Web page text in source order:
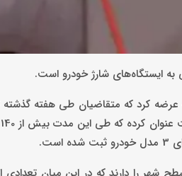
به ایستگاه‌های شارژ خودرو است.